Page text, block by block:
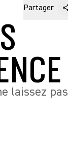
Partager
laissez pas